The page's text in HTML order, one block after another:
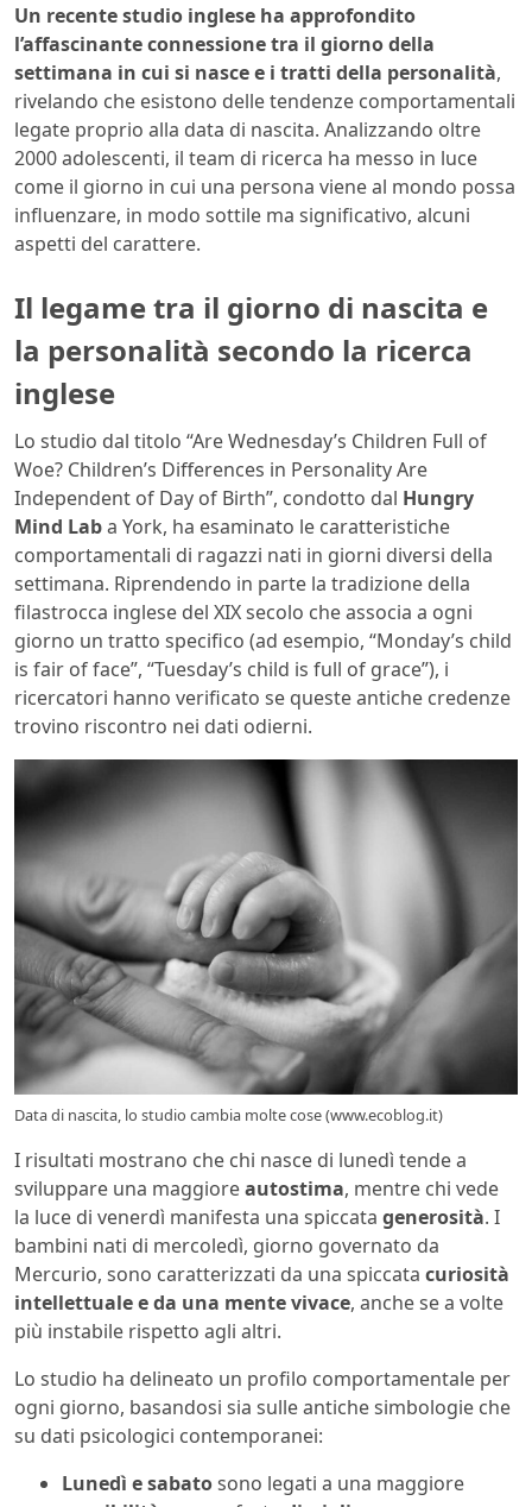
Un recente studio inglese ha approfondito
l’affascinante connessione tra il giorno della
settimana in cui si nasce e i tratti della personalità,
rivelando che esistono delle tendenze comportamentali
legate proprio alla data di nascita. Analizzando oltre
2000 adolescenti, il team di ricerca ha messo in luce
come il giorno in cui una persona viene al mondo possa
influenzare, in modo sottile ma significativo, alcuni
aspetti del carattere.
Il legame tra il giorno di nascita e
la personalità secondo la ricerca
inglese
Lo studio dal titolo “Are Wednesday’s Children Full of
Woe? Children’s Differences in Personality Are
Independent of Day of Birth”, condotto dal Hungry
Mind Laba York, ha esaminato le caratteristiche
comportamentali di ragazzi nati in giorni diversi della
settimana. Riprendendo in parte la tradizione della
filastrocca inglese del XIX secolo che associa a ogni
giorno un tratto specifico (ad esempio, “Monday’s child
is fair of face”, “Tuesday’s child is full of grace”), i
ricercatori hanno verificato se queste antiche credenze
trovino riscontro nei dati odierni.
Data di nascita, lo studio cambia molte cose (www.ecoblog.it)
I risultati mostrano che chi nasce di lunedì tende a
sviluppare una maggioreautostima, mentre chi vede
la luce di venerdì manifesta una spiccata generosità. I
bambini nati di mercoledì, giorno governato da
Mercurio, sono caratterizzati da una spiccata curiosità
intellettuale e da una mente vivace, anche se a volte
più instabile rispetto agli altri.
Lo studio ha delineato un profilo comportamentale per
ogni giorno, basandosi sia sulle antiche simbologie che
su dati psicologici contemporanei:
Lunedì e sabatosono legati a una maggiore